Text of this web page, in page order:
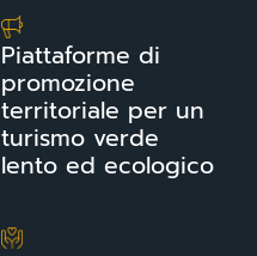
Piattaforme di
promozione
territoriale per un
turismo verde
lento ed ecologico